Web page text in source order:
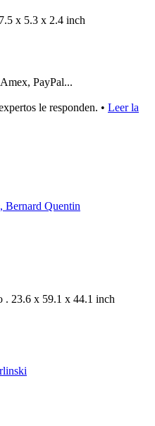
7.5 x 5.3 x 2.4 inch
PayPal...
le responden. • Leer la
. 23.6 x 59.1 x 44.1 inch